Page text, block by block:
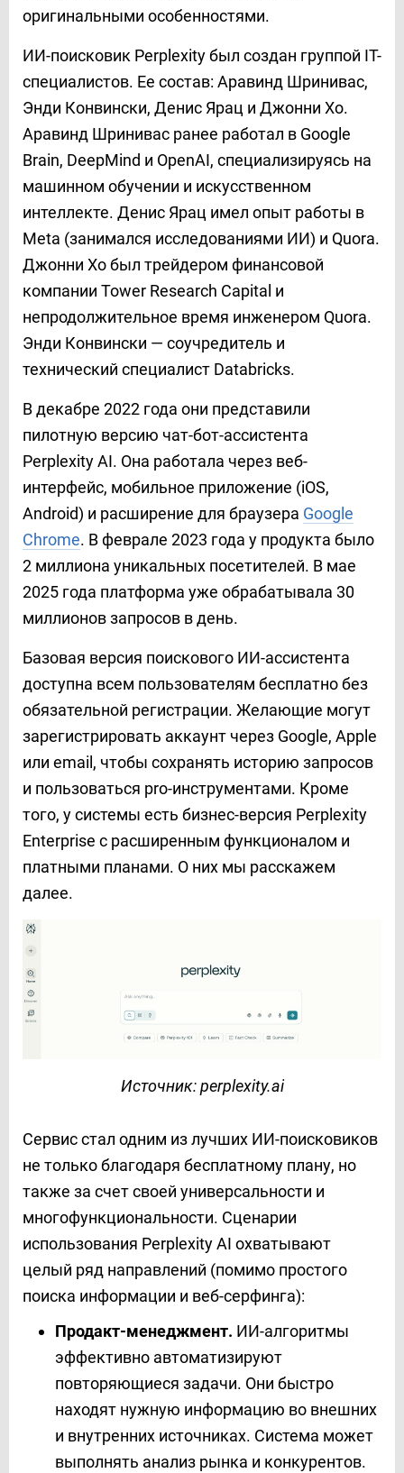
оригинальными особенностями.
ИИ-поисковик Perplexity был создан группой IT-
специалистов. Ее состав: Аравинд Шринивас,
Энди Конвински, Денис Ярац и Джонни Хо.
Аравинд Шринивас ранее работал в Google
Brain, DeepMind и OpenAI, специализируясь на
машинном обучении и искусственном
интеллекте. Денис Ярац имел опыт работы в
Meta (занимался исследованиями ИИ) и Quora.
Джонни Хо был трейдером финансовой
компании Tower Research Capital и
непродолжительное время инженером Quora.
Энди Конвински — соучредитель и
технический специалист Databricks.
В декабре 2022 года они представили
пилотную версию чат-бот-ассистента
Perplexity AI. Она работала через веб-
интерфейс, мобильное приложение (iOS,
Android) и расширение для браузера Google
Chrome. В феврале 2023 года у продукта было
2 миллиона уникальных посетителей. В мае
2025 года платформа уже обрабатывала 30
миллионов запросов в день.
Базовая версия поискового ИИ-ассистента
доступна всем пользователям бесплатно без
обязательной регистрации. Желающие могут
зарегистрировать аккаунт через Google, Apple
или email, чтобы сохранять историю запросов
и пользоваться pro-инструментами. Кроме
того, у системы есть бизнес-версия Perplexity
Enterprise с расширенным функционалом и
платными планами. О них мы расскажем
далее.
Источник: perplexity.ai
Сервис стал одним из лучших ИИ-поисковиков
не только благодаря бесплатному плану, но
также за счет своей универсальности и
многофункциональности. Сценарии
использования Perplexity AI охватывают
целый ряд направлений (помимо простого
поиска информации и веб-серфинга):
Продакт-менеджмент. ИИ-алгоритмы
эффективно автоматизируют
повторяющиеся задачи. Они быстро
находят нужную информацию во внешних
и внутренних источниках. Система может
выполнять анализ рынка и конкурентов.